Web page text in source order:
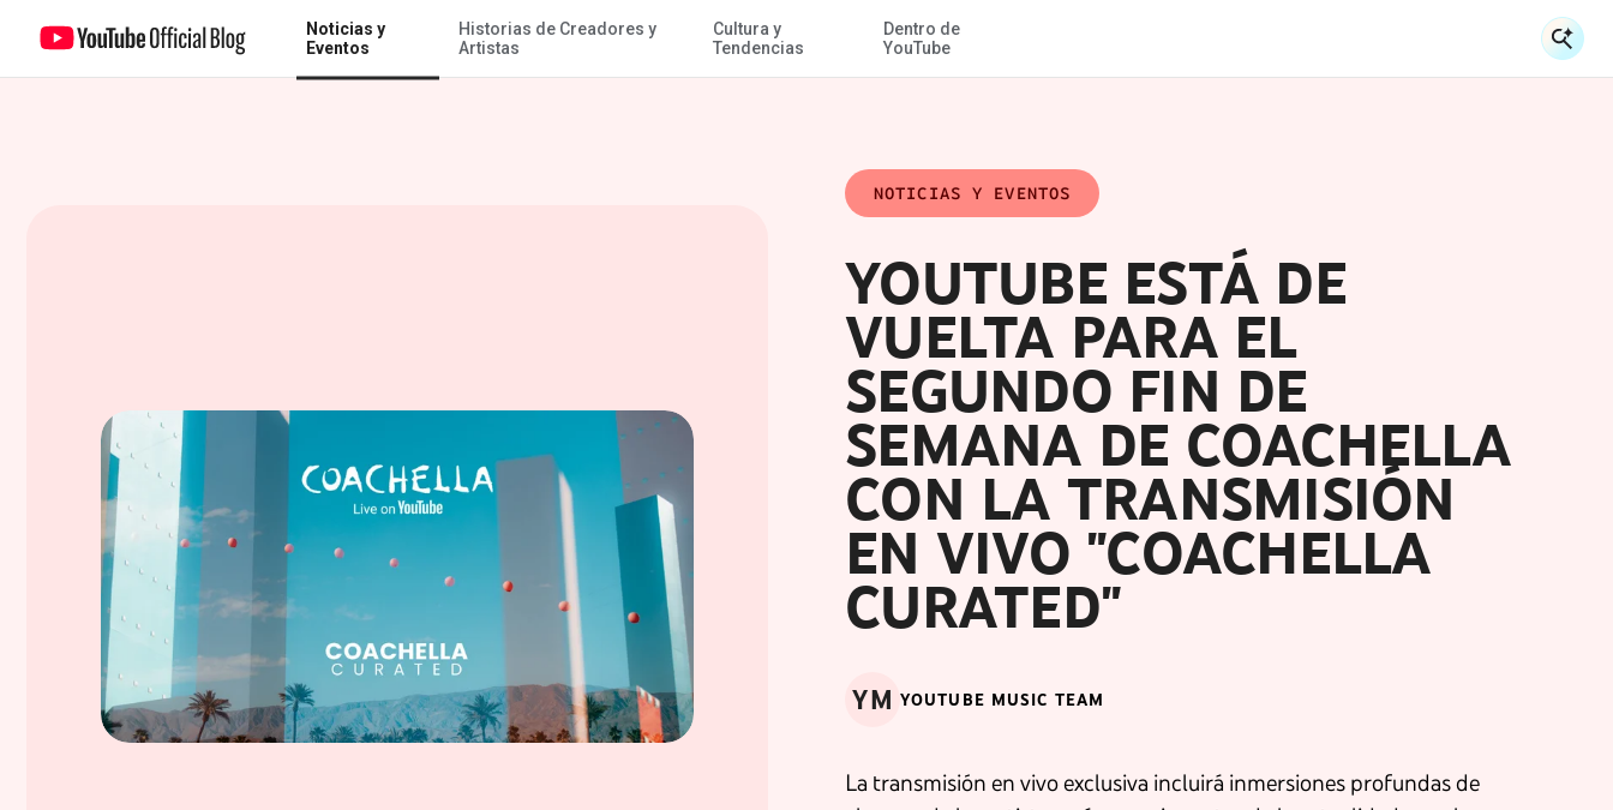
Acceder al contenido
Noticias y
Eventos
Historias de Creadores y
Artistas
Cultura y
Tendencias
Dentro de
YouTube
YouTube está de vuelta para el segundo fin de semana de Coachella con la transmisión en vivo "Coachella Curated"
NOTICIAS Y EVENTOS
YOUTUBE ESTÁ DE
VUELTA PARA EL
SEGUNDO FIN DE
SEMANA DE COACHELLA
CON LA TRANSMISIÓN
EN VIVO "COACHELLA
CURATED"
YM YOUTUBE MUSIC TEAM
La transmisión en vivo exclusiva incluirá inmersiones profundas de